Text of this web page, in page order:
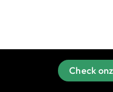
Check